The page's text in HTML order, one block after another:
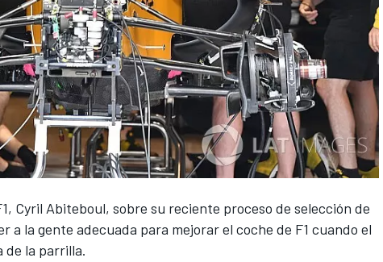
, Cyril Abiteboul, sobre su reciente proceso de selección de
a la gente adecuada para mejorar el coche de F1 cuando el
de la parrilla.